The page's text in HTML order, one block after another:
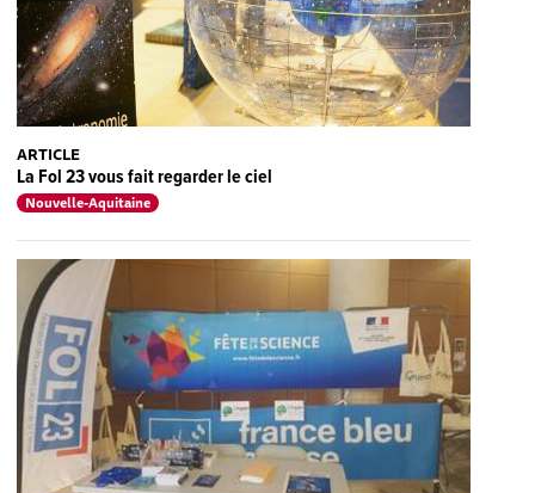
ARTICLE
La Fol 23 vous fait regarder le ciel
Nouvelle-Aquitaine